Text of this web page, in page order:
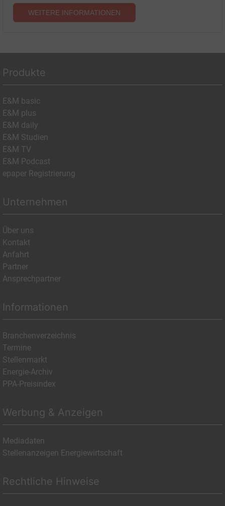
WEITERE INFORMATIONEN
Produkte
E&M basic
E&M plus
E&M daily
E&M Studien
E&M TV
E&M Podcast
epaper Registrierung
Unternehmen
Über uns
Kontakt
Anfahrt
Partner
Ansprechpartner
Informationen
Branchenverzeichnis
Termine
Stellenmarkt
Energie-Archiv
PPA-Preisindex
Werbung & Anzeigen
Mediadaten
Stellenanzeigen Energiewirtschaft
Rechtliche Hinweise